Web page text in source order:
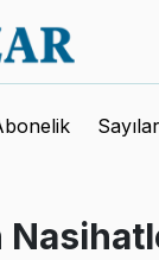
Sayılar